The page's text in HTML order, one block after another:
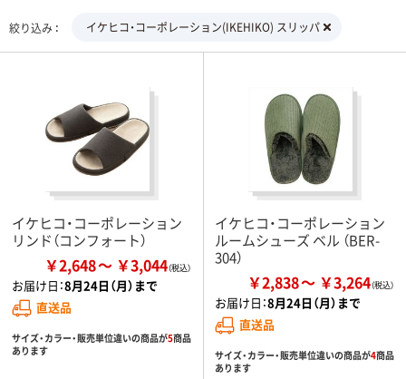
絞り込み イケヒコ・コーポレーション(IKEHIKO) スリッパ
イケヒコ・コーポレーション
リンド（コンフォート）
￥2,648 ￥3,044
お届け日：8月24日（月）まで
直送品
サイズ・カラー・販売単位違いの商品が5商品
あります
イケヒコ・コーポレーション
ルームシューズ ベル （BER-
304）
￥2,838 ￥3,264
お届け日：8月24日（月）まで
直送品
サイズ・カラー・販売単位違いの商品が4商品
あります